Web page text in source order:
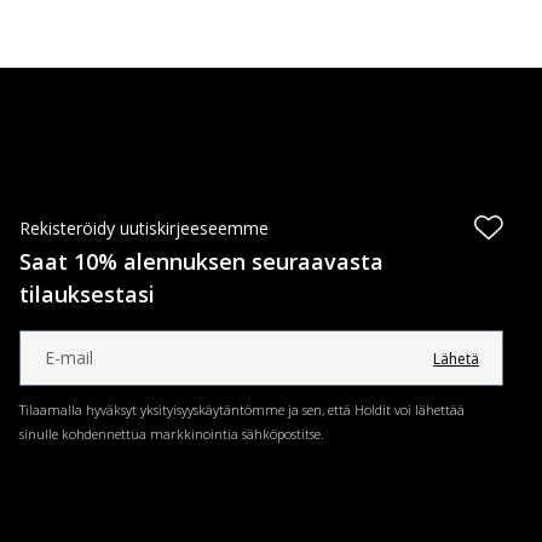
Rekisteröidy uutiskirjeeseemme
Saat 10% alennuksen seuraavasta
tilauksestasi
Lähetä
Tilaamalla hyväksyt yksityisyyskäytäntömme ja sen, että Holdit voi lähettää
sinulle kohdennettua markkinointia sähköpostitse.